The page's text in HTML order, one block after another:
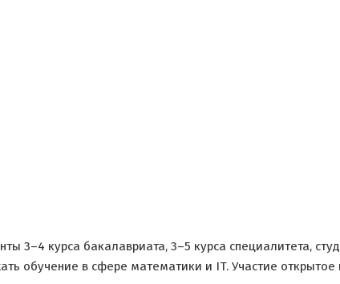
3–4 курса бакалавриата, 3–5 курса специалитета,
обучение в сфере математики и IT. Участие